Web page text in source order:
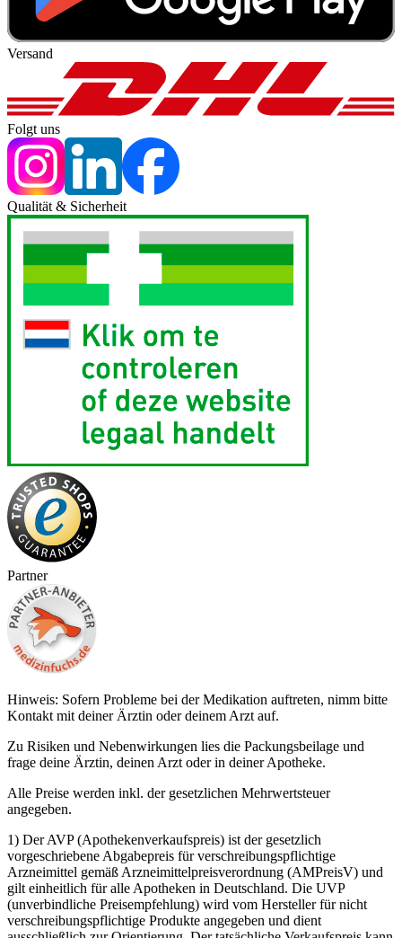
Versand
Folgt uns
Qualität & Sicherheit
Partner
Hinweis: Sofern Probleme bei der Medikation auftreten, nimm bitte
Kontakt mit deiner Ärztin oder deinem Arzt auf.
Zu Risiken und Nebenwirkungen lies die Packungsbeilage und
frage deine Ärztin, deinen Arzt oder in deiner Apotheke.
Alle Preise werden inkl. der gesetzlichen Mehrwertsteuer
angegeben.
1) Der AVP (Apothekenverkaufspreis) ist der gesetzlich
vorgeschriebene Abgabepreis für verschreibungspflichtige
Arzneimittel gemäß Arzneimittelpreisverordnung (AMPreisV) und
gilt einheitlich für alle Apotheken in Deutschland. Die UVP
(unverbindliche Preisempfehlung) wird vom Hersteller für nicht
verschreibungspflichtige Produkte angegeben und dient